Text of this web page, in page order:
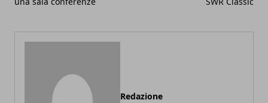
Redazione